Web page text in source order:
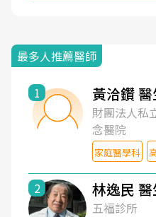
最多人推薦醫師
1 黃洽鑽 醫
財團法人私
念醫院
家庭醫學科
2 林逸民 醫
五福診所